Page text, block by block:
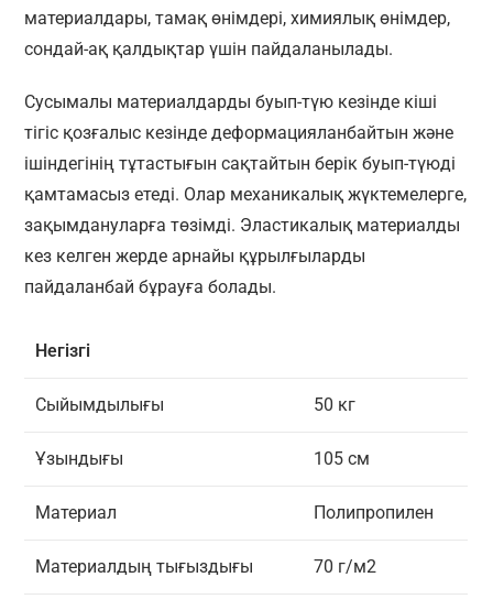
материалдары, тамақ өнімдері, химиялық өнімдер,
сондай-ақ қалдықтар үшін пайдаланылады.
Сусымалы материалдарды буып-түю кезінде кіші
тігіс қозғалыс кезінде деформацияланбайтын және
ішіндегінің тұтастығын сақтайтын берік буып-түюді
қамтамасыз етеді. Олар механикалық жүктемелерге,
зақымдануларға төзімді. Эластикалық материалды
кез келген жерде арнайы құрылғыларды
пайдаланбай бұрауға болады.
Негізгі
Сыйымдылығы 50 кг
Ұзындығы 105 см
Материал Полипропилен
Материалдың тығыздығы 70 г/м2